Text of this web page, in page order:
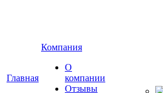
Главная
Компания
О
компании
Отзывы